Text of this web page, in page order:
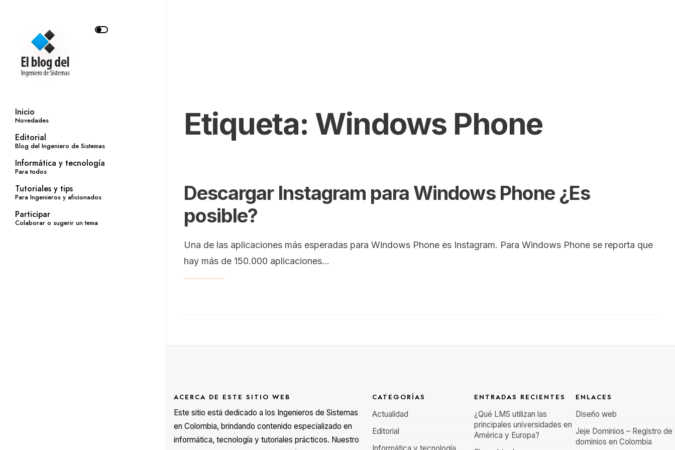
Inicio
Novedades
Editorial
Blog del Ingeniero de Sistemas
Informática y tecnología
Para todos
Tutoriales y tips
Para Ingenieros y aficionados
Participar
Colaborar o sugerir un tema
Etiqueta: Windows Phone
Descargar Instagram para Windows Phone ¿Es
posible?
Una de las aplicaciones más esperadas para Windows Phone es Instagram. Para Windows Phone se reporta que
hay más de 150.000 aplicaciones...
ACERCA DE ESTE SITIO WEB
Este sitio está dedicado a los Ingenieros de Sistemas
en Colombia, brindando contenido especializado en
informática, tecnología y tutoriales prácticos. Nuestro
CATEGORÍAS
Actualidad
Editorial
ENTRADAS RECIENTES
¿Qué LMS utilizan las
principales universidades en
América y Europa?
ENLACES
Diseño web
Jeje Dominios – Registro de
dominios en Colombia